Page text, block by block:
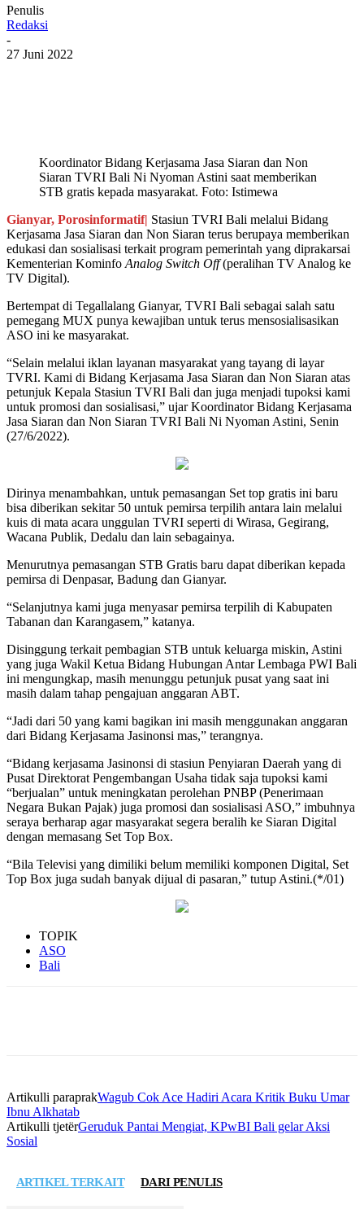
Penulis
Redaksi
-
27 Juni 2022
Koordinator Bidang Kerjasama Jasa Siaran dan Non
Siaran TVRI Bali Ni Nyoman Astini saat memberikan
STB gratis kepada masyarakat. Foto: Istimewa
Gianyar, Porosinformatif| Stasiun TVRI Bali melalui Bidang
Kerjasama Jasa Siaran dan Non Siaran terus berupaya memberikan
edukasi dan sosialisasi terkait program pemerintah yang diprakarsai
Kementerian Kominfo Analog Switch Off(peralihan TV Analog ke
TV Digital).
Bertempat di Tegallalang Gianyar, TVRI Bali sebagai salah satu
pemegang MUX punya kewajiban untuk terus mensosialisasikan
ASO ini ke masyarakat.
“Selain melalui iklan layanan masyarakat yang tayang di layar
TVRI. Kami di Bidang Kerjasama Jasa Siaran dan Non Siaran atas
petunjuk Kepala Stasiun TVRI Bali dan juga menjadi tupoksi kami
untuk promosi dan sosialisasi,” ujar Koordinator Bidang Kerjasama
Jasa Siaran dan Non Siaran TVRI Bali Ni Nyoman Astini, Senin
(27/6/2022).
Dirinya menambahkan, untuk pemasangan Set top gratis ini baru
bisa diberikan sekitar 50 untuk pemirsa terpilih antara lain melalui
kuis di mata acara unggulan TVRI seperti di Wirasa, Gegirang,
Wacana Publik, Dedalu dan lain sebagainya.
Menurutnya pemasangan STB Gratis baru dapat diberikan kepada
pemirsa di Denpasar, Badung dan Gianyar.
“Selanjutnya kami juga menyasar pemirsa terpilih di Kabupaten
Tabanan dan Karangasem,” katanya.
Disinggung terkait pembagian STB untuk keluarga miskin, Astini
yang juga Wakil Ketua Bidang Hubungan Antar Lembaga PWI Bali
ini mengungkap, masih menunggu petunjuk pusat yang saat ini
masih dalam tahap pengajuan anggaran ABT.
“Jadi dari 50 yang kami bagikan ini masih menggunakan anggaran
dari Bidang Kerjasama Jasinonsi mas,” terangnya.
“Bidang kerjasama Jasinonsi di stasiun Penyiaran Daerah yang di
Pusat Direktorat Pengembangan Usaha tidak saja tupoksi kami
“berjualan” untuk meningkatan perolehan PNBP (Penerimaan
Negara Bukan Pajak) juga promosi dan sosialisasi ASO,” imbuhnya
seraya berharap agar masyarakat segera beralih ke Siaran Digital
dengan memasang Set Top Box.
“Bila Televisi yang dimiliki belum memiliki komponen Digital, Set
Top Box juga sudah banyak dijual di pasaran,” tutup Astini.(*/01)
TOPIK
ASO
Bali
Artikulli paraprakWagub Cok Ace Hadiri Acara Kritik Buku Umar
Ibnu Alkhatab
Artikulli tjetërGeruduk Pantai Mengiat, KPwBI Bali gelar Aksi
Sosial
ARTIKEL TERKAIT DARI PENULIS